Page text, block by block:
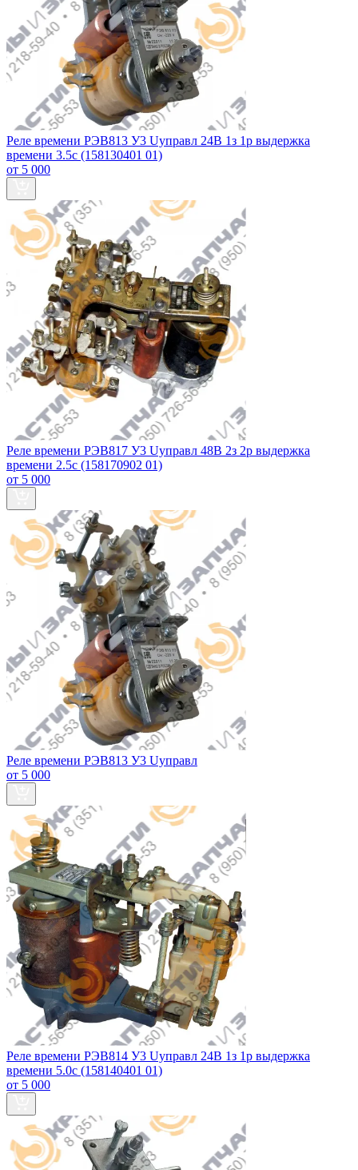
Реле времени РЭВ813 У3 Uуправл 24В 1з 1р выдержка
времени 3.5с (158130401 01)
от 5 000
Реле времени РЭВ817 У3 Uуправл 48В 2з 2р выдержка
времени 2.5с (158170902 01)
от 5 000
Реле времени РЭВ813 У3 Uуправл
от 5 000
Реле времени РЭВ814 У3 Uуправл 24В 1з 1р выдержка
времени 5.0с (158140401 01)
от 5 000